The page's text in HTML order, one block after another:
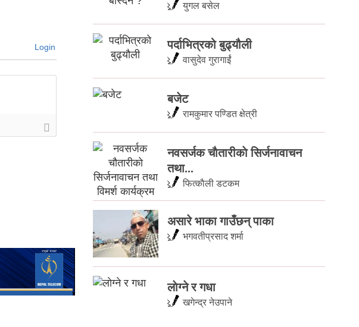
Login
युगल बसेल
पर्दाभित्रको बुढ्यौली
वासुदेव गुरागाईं
बजेट
रामकुमार पण्डित क्षेत्री
नवसर्जक चाैतारीकाे सिर्जनावाचन
तथा...
फित्काैली डटकम
असारे भाका गाउँछन् पाका
भगवतीप्रसाद शर्मा
लाेग्ने र गधा
खगेन्द्र नेउपाने